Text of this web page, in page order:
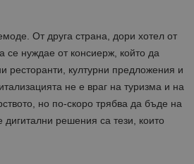
От друга страна, дори хотел от
се нуждае от консиерж, който да
ресторанти, културни предложения и
не е враг на туризма и на
но по-скоро трябва да бъде на
решения са тези, които